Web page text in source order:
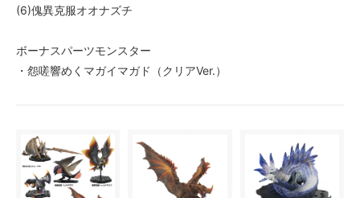
(6)傀異克服オオナズチ
ボーナスパーツモンスター
・怨嗟響めくマガイマガド（クリアVer.）